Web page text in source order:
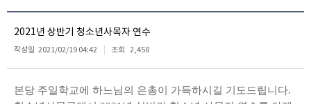
2021년 상반기 청소년사목자 연수
작성일 2021/02/19 04:42 조회 2,458
본당 주일학교에 하느님의 은총이 가득하시길 기도드립니다.